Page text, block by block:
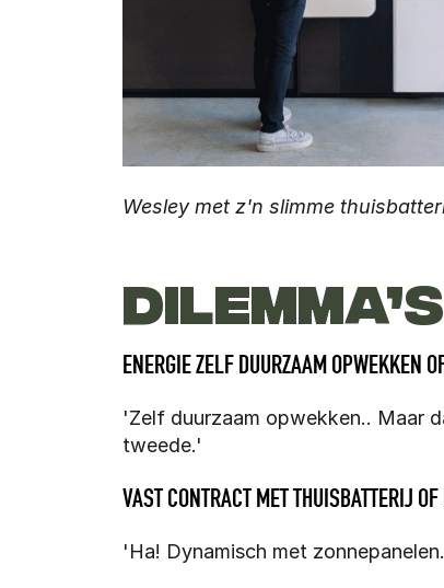
Wesley met z'n slimme
DILEMMA’S
ENERGIE ZELF DUURZAAM OPWEKKEN
'Zelf duurzaam opwekken.. Maar
tweede.'
VAST CONTRACT MET THUISBATTERIJ
'Ha! Dynamisch met